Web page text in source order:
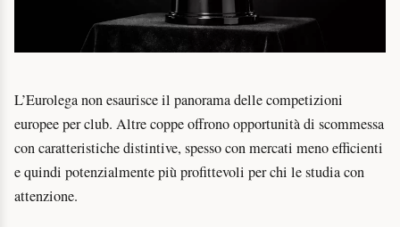
L’Eurolega non esaurisce il panorama delle competizioni
europee per club. Altre coppe offrono opportunità di scommessa
con caratteristiche distintive, spesso con mercati meno efficienti
e quindi potenzialmente più profittevoli per chi le studia con
attenzione.